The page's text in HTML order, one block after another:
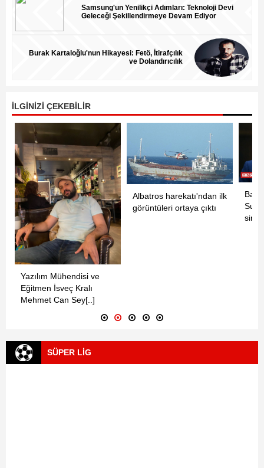
Samsung'un Yenilikçi Adımları: Teknoloji Devi
Geleceği Şekillendirmeye Devam Ediyor
Burak Kartaloğlu'nun Hikayesi: Fetö, İtirafçılık
ve Dolandırıcılık
İLGİNİZİ ÇEKEBİLİR
Yazılım Mühendisi ve
Eğitmen İsveç Kralı
Mehmet Can Sey[..]
Albatros harekatı'ndan ilk
görüntüleri ortaya çıktı
SÜPER LİG